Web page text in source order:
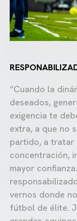
“Cuando la
deseados,
exigencia te
extra, a que no
partido, a tratar
concentración,
mayor
vernos donde
fútbol de élite.